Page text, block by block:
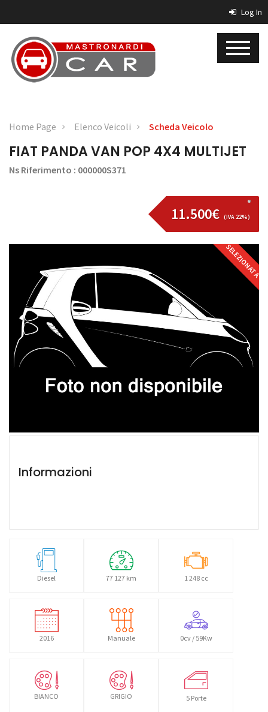
Log In
Home Page Elenco Veicoli Scheda Veicolo
FIAT PANDA VAN POP 4X4 MULTIJET
Ns Riferimento : 000000S371
11.500€ (IVA 22%)
SELEZIONATA
Informazioni
Diesel 77 127 km 1 248 cc
2016 Manuale 0cv / 59Kw
BIANCO GRIGIO 5 Porte